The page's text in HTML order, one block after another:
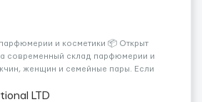
и косметики 📦 Открыт
современный склад парфюмерии и
женщин и семейные пары. Если
Работа не тяжелая. Нужно
LTD